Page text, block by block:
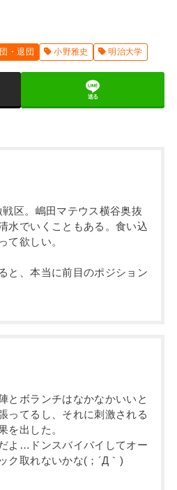
・退団 小野雅史 明治大学
送る
区。嶋田マテウス横谷奥抜
水でいくこともある。食い込
て欲しい。
、本当に前目のポジション
とボランチはなかなかいいと
ってるし、それに刺激される
を出した。
よ…ドンスバイバイしてオー
ク取れないかな(；´Д｀)